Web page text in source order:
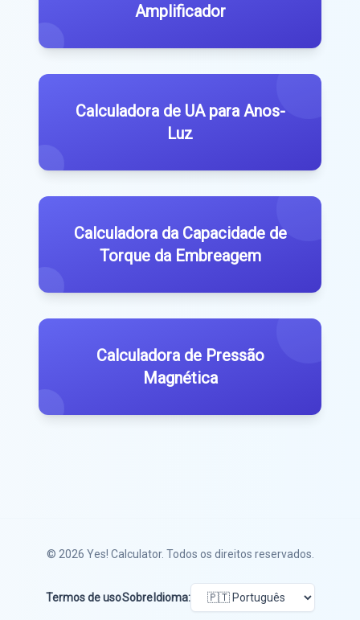
Amplificador
Calculadora de UA para Anos-
Luz
Calculadora da Capacidade de
Torque da Embreagem
Calculadora de Pressão
Magnética
© 2026 Yes! Calculator. Todos os direitos reservados.
Termos de usoSobre Idioma: